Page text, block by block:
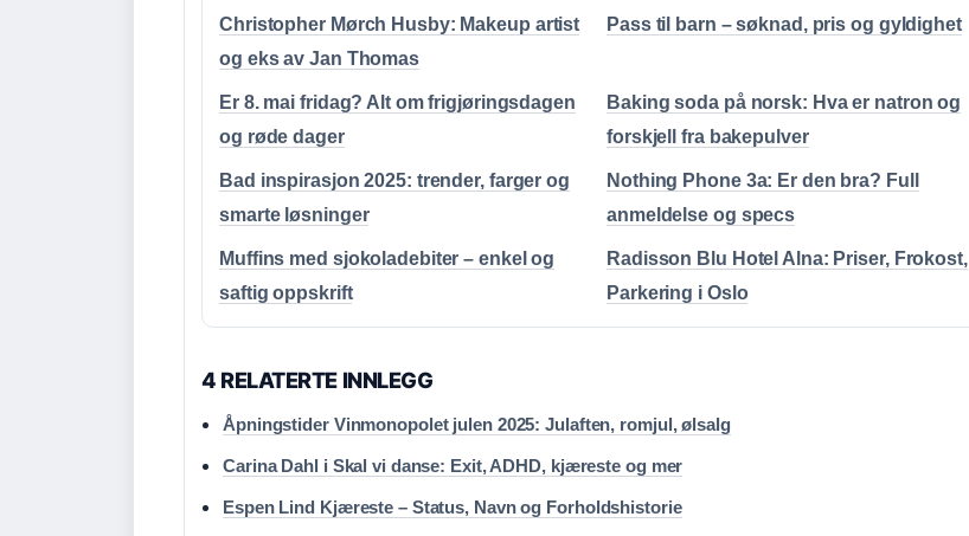
Christopher Mørch Husby: Makeup artist
og eks av Jan Thomas
Pass til barn – søknad, pris og gyldighet
Er 8. mai fridag? Alt om frigjøringsdagen
og røde dager
Baking soda på norsk: Hva er natron og
forskjell fra bakepulver
Bad inspirasjon 2025: trender, farger og
smarte løsninger
Nothing Phone 3a: Er den bra? Full
anmeldelse og specs
Muffins med sjokoladebiter – enkel og
saftig oppskrift
Radisson Blu Hotel Alna: Priser, Frokost,
Parkering i Oslo
4 RELATERTE INNLEGG
Åpningstider Vinmonopolet julen 2025: Julaften, romjul, ølsalg
Carina Dahl i Skal vi danse: Exit, ADHD, kjæreste og mer
Espen Lind Kjæreste – Status, Navn og Forholdshistorie